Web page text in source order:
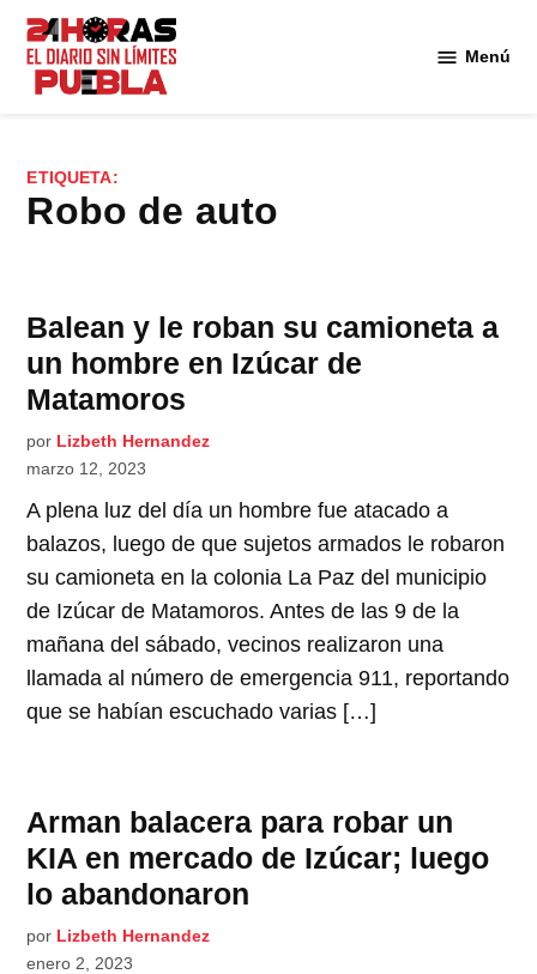
Saltar
contenido
Menú
ETIQUETA:
robo de auto
Balean y le roban su camioneta a
un hombre en Izúcar de
Matamoros
por Lizbeth Hernandez
marzo 12, 2023
A plena luz del día un hombre fue atacado a
balazos, luego de que sujetos armados le robaron
su camioneta en la colonia La Paz del municipio
de Izúcar de Matamoros. Antes de las 9 de la
mañana del sábado, vecinos realizaron una
llamada al número de emergencia 911, reportando
que se habían escuchado varias […]
Arman balacera para robar un
KIA en mercado de Izúcar; luego
lo abandonaron
por Lizbeth Hernandez
enero 2, 2023